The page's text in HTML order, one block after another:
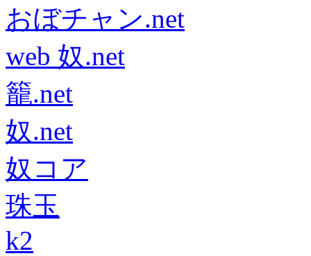
おぼチャン.net
web 奴.net
籠.net
奴.net
奴コア
珠玉
k2